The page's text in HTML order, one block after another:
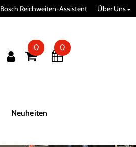
Bosch Reichweiten-Assistent Über Uns
0 0
Neuheiten